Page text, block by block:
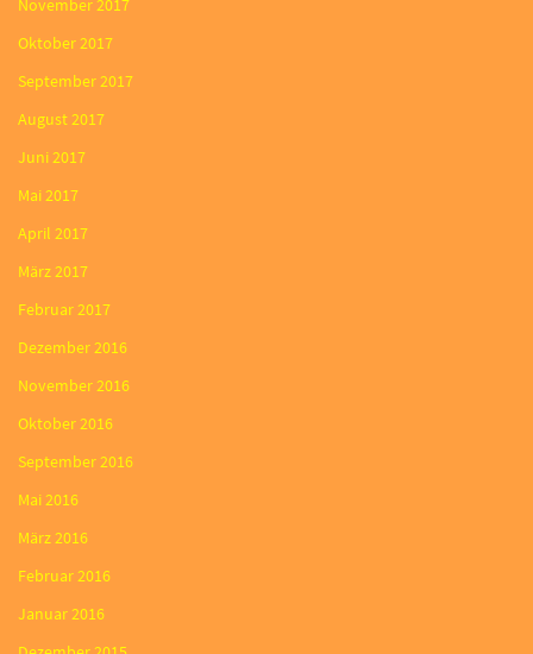
Oktober 2017
September 2017
August 2017
Juni 2017
Mai 2017
April 2017
März 2017
Februar 2017
Dezember 2016
November 2016
Oktober 2016
September 2016
Mai 2016
März 2016
Februar 2016
Januar 2016